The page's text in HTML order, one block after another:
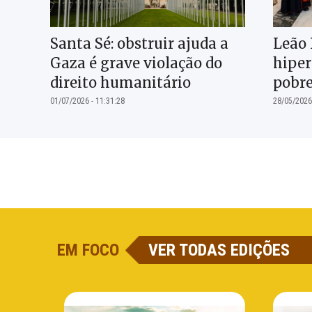
Santa Sé: obstruir ajuda a
Gaza é grave violação do
direito humanitário
01/07/2026 - 11:31:28
Leão
28/05/
EM FOCO VER TODAS EDIÇÕES